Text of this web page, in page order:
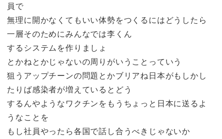
員で
無理に開かなくてもいい体勢をつくるにはどうしたら
一層そのためにみんなでは李くん
するシステムを作りましょ
とかねとかじゃないの周りがいうことっていう
狙うアップチーンの問題とかブリアね日本がもしかし
たりば感染者が増えているとどう
するんやようなワクチンをもうちょっと日本に送るよ
うなことを
もし社員やったら各国で話し合うべきじゃないか